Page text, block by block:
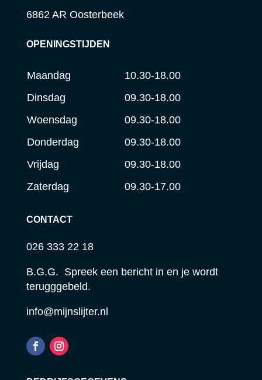
6862 AR Oosterbeek
OPENINGSTIJDEN
Maandag
10.30-18.00
Dinsdag
09.30-18.00
Woensdag
09.30-18.00
Donderdag
09.30-18.00
Vrijdag
09.30-18.00
Zaterdag
09.30-17.00
CONTACT
026 333 22 18
B.G.G. Spreek een bericht in en je wordt
terugggebeld.
info@mijnslijter.nl